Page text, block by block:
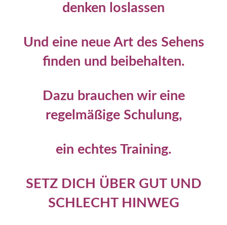
denken loslassen
Und eine neue Art des Sehens
finden und beibehalten.
Dazu brauchen wir eine
regelmäßige Schulung,
ein echtes Training.
SETZ DICH ÜBER GUT UND
SCHLECHT HINWEG